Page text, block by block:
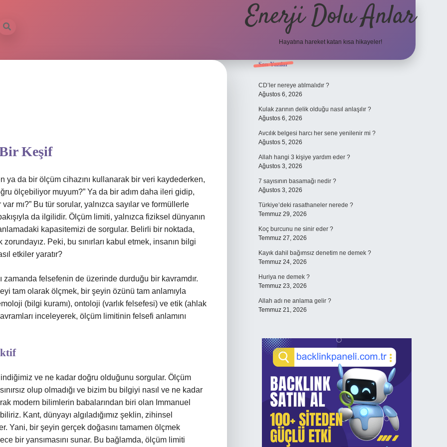
Enerji Dolu Anlar
Hayatına hareket katan kısa hikayeler!
Keşif
da bir ölçüm cihazını kullanarak bir veri kaydederken,
ölçebiliyor muyum?” Ya da bir adım daha ileri gidip,
var mı?” Bu tür sorular, yalnızca sayılar ve formüllerle
da ilgilidir. Ölçüm limiti, yalnızca fiziksel dünyanın
kapasitemizi de sorgular. Belirli bir noktada,
Peki, bu sınırları kabul etmek, insanın bilgi
etkiler yaratır?
felsefenin de üzerinde durduğu bir kavramdır.
tam olarak ölçmek, bir şeyin özünü tam anlamıyla
(bilgi kuramı), ontoloji (varlık felsefesi) ve etik (ahlak
inceleyerek, ölçüm limitinin felsefi anlamını
ve ne kadar doğru olduğunu sorgular. Ölçüm
olup olmadığı ve bizim bu bilgiyi nasıl ve ne kadar
modern bilimlerin babalarından biri olan Immanuel
Kant, dünyayı algıladığımız şeklin, zihinsel
Yani, bir şeyin gerçek doğasını tamamen ölçmek
bir yansımasını sunar. Bu bağlamda, ölçüm limiti
Sidebar
Son Yazılar
CD’ler nereye atılmalıdır ?
Ağustos 6, 2026
Kulak zarının delik olduğu nasıl anlaşılır ?
Ağustos 6, 2026
Avcılık belgesi harcı her sene yenilenir mi ?
Ağustos 5, 2026
Allah hangi 3 kişiye yardım eder ?
Ağustos 3, 2026
7 sayısının basamağı nedir ?
Ağustos 3, 2026
Türkiye’deki rasathaneler nerede ?
Temmuz 29, 2026
Koç burcunu ne sinir eder ?
Temmuz 27, 2026
Kayık dahil bağımsız denetim ne demek ?
Temmuz 24, 2026
Huriya ne demek ?
Temmuz 23, 2026
Allah adı ne anlama gelir ?
Temmuz 21, 2026